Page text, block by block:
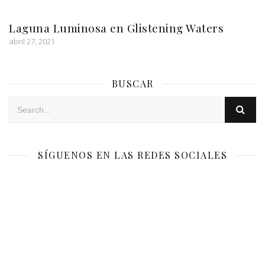
Laguna Luminosa en Glistening Waters
abril 27, 2021
BUSCAR
SÍGUENOS EN LAS REDES SOCIALES